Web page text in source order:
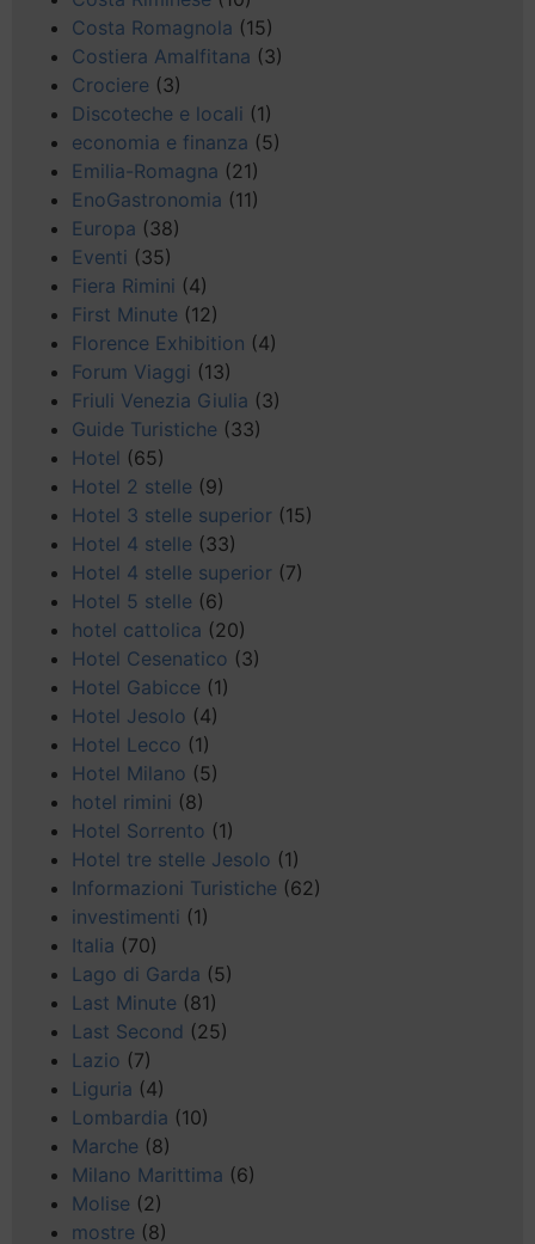
Costa Romagnola (15)
Costiera Amalfitana (3)
Crociere (3)
Discoteche e locali (1)
economia e finanza (5)
Emilia-Romagna (21)
EnoGastronomia (11)
Europa (38)
Eventi (35)
Fiera Rimini (4)
First Minute (12)
Florence Exhibition (4)
Forum Viaggi (13)
Friuli Venezia Giulia (3)
Guide Turistiche (33)
Hotel (65)
Hotel 2 stelle (9)
Hotel 3 stelle superior (15)
Hotel 4 stelle (33)
Hotel 4 stelle superior (7)
Hotel 5 stelle (6)
hotel cattolica (20)
Hotel Cesenatico (3)
Hotel Gabicce (1)
Hotel Jesolo (4)
Hotel Lecco (1)
Hotel Milano (5)
hotel rimini (8)
Hotel Sorrento (1)
Hotel tre stelle Jesolo (1)
Informazioni Turistiche (62)
investimenti (1)
Italia (70)
Lago di Garda (5)
Last Minute (81)
Last Second (25)
Lazio (7)
Liguria (4)
Lombardia (10)
Marche (8)
Milano Marittima (6)
Molise (2)
mostre (8)